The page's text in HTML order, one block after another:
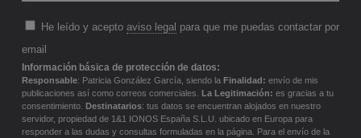
He leído y acepto aviso legal para que me puedas contactar por
email
Información básica de protección de datos:
Responsable: Patricia González García, siendo la Finalidad: envío de mis
publicaciones así como correos comerciales.
La Legitimación: es gracias a tu
consentimiento.
Destinatarios: tus datos se encuentran alojados en nuestro
servidor, propiedad de 1&1 IONOS España S.L.U. ubicado en Europa para
responder a las dudas y consultas formuladas en la página. Para el envío de la